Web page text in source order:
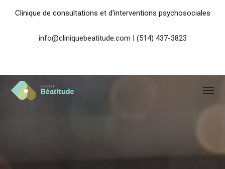
Clinique de consultations et d'interventions psychosociales
info@cliniquebeatitude.com | (514) 437-3823